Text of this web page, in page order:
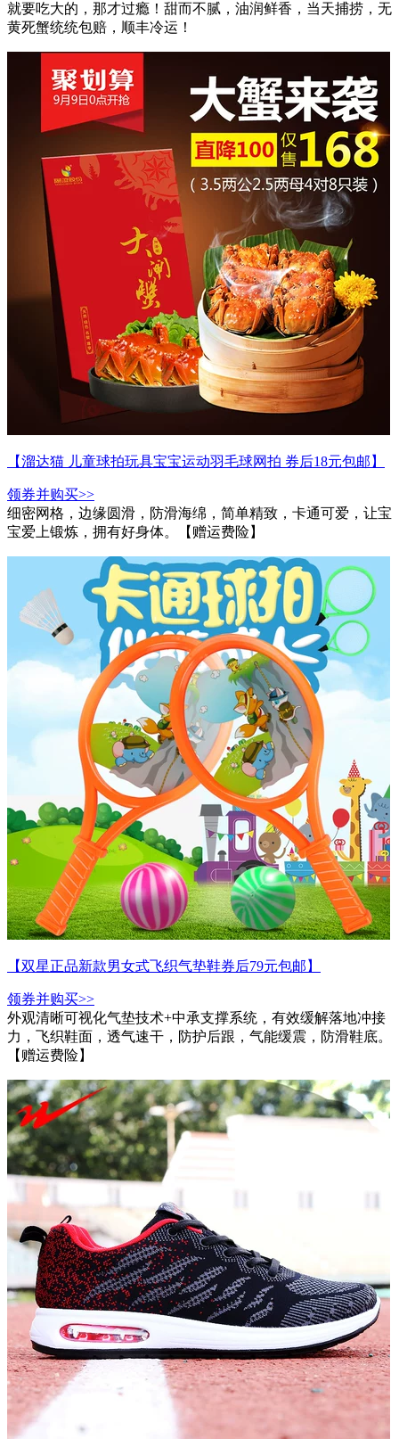
就要吃大的，那才过瘾！甜而不腻，油润鲜香，当天捕捞，无
黄死蟹统统包赔，顺丰冷运！
【溜达猫 儿童球拍玩具宝宝运动羽毛球网拍 券后18元包邮】
领券并购买>>
细密网格，边缘圆滑，防滑海绵，简单精致，卡通可爱，让宝
宝爱上锻炼，拥有好身体。【赠运费险】
【双星正品新款男女式飞织气垫鞋券后79元包邮】
领券并购买>>
外观清晰可视化气垫技术+中承支撑系统，有效缓解落地冲接
力，飞织鞋面，透气速干，防护后跟，气能缓震，防滑鞋底。
【赠运费险】